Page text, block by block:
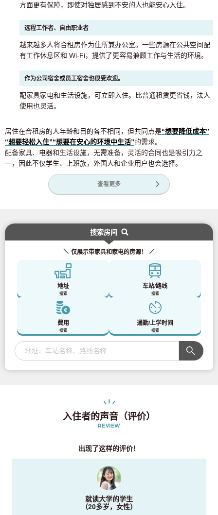
方面更有保障，即使对独居感到不安的人也能安心入住。
远程工作者、自由职业者
越来越多人将合租房作为住所兼办公室。一些房源在公共空间配
有工作休息区和 Wi-Fi，提供了更容易兼顾工作与生活的环境。
作为公司宿舍或员工宿舍也很受欢迎。
配家具家电和生活设施，可立即入住。比普通租赁更省钱，法人
使用也灵活。
居住在合租房的人年龄和目的各不相同，但共同点是“想要降低成本”
“想要轻松入住”“想要在安心的环境中生活”的需求。
配备家具、电器和生活设施，无需准备，灵活的合同也是吸引力之
一，因此不仅学生、上班族，外国人和企业用户也会选择。
查看更多
搜索房间
仅展示带家具和家电的房源！
地址
搜索
车站/路线
搜索
費用
搜索
通勤/上学时间
搜索
入住者的声音（评价）
REVIEW
出现了这样的评价！
就读大学的学生
（20多岁，女性）